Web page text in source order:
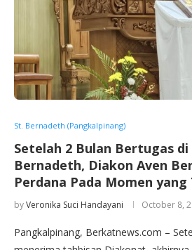
St. Bernadeth (Pangkalpinang)
Setelah 2 Bulan Bertugas
Bernadeth, Diakon Aven
Perdana Pada Momen yang
byVeronika Suci Handayani October 8,
Pangkalpinang, Berkatnews.com –